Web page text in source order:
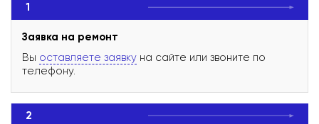
1
Заявка на ремонт
Вы оставляете заявку на сайте или звоните по
телефону.
2